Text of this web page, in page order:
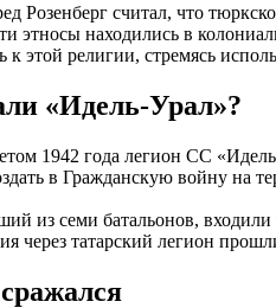
считал, что
этносы находились в
этой религии, стремясь
«Идель-Урал»?
1942 года легион СС
в Гражданскую войну
из семи батальонов,
через татарский легион